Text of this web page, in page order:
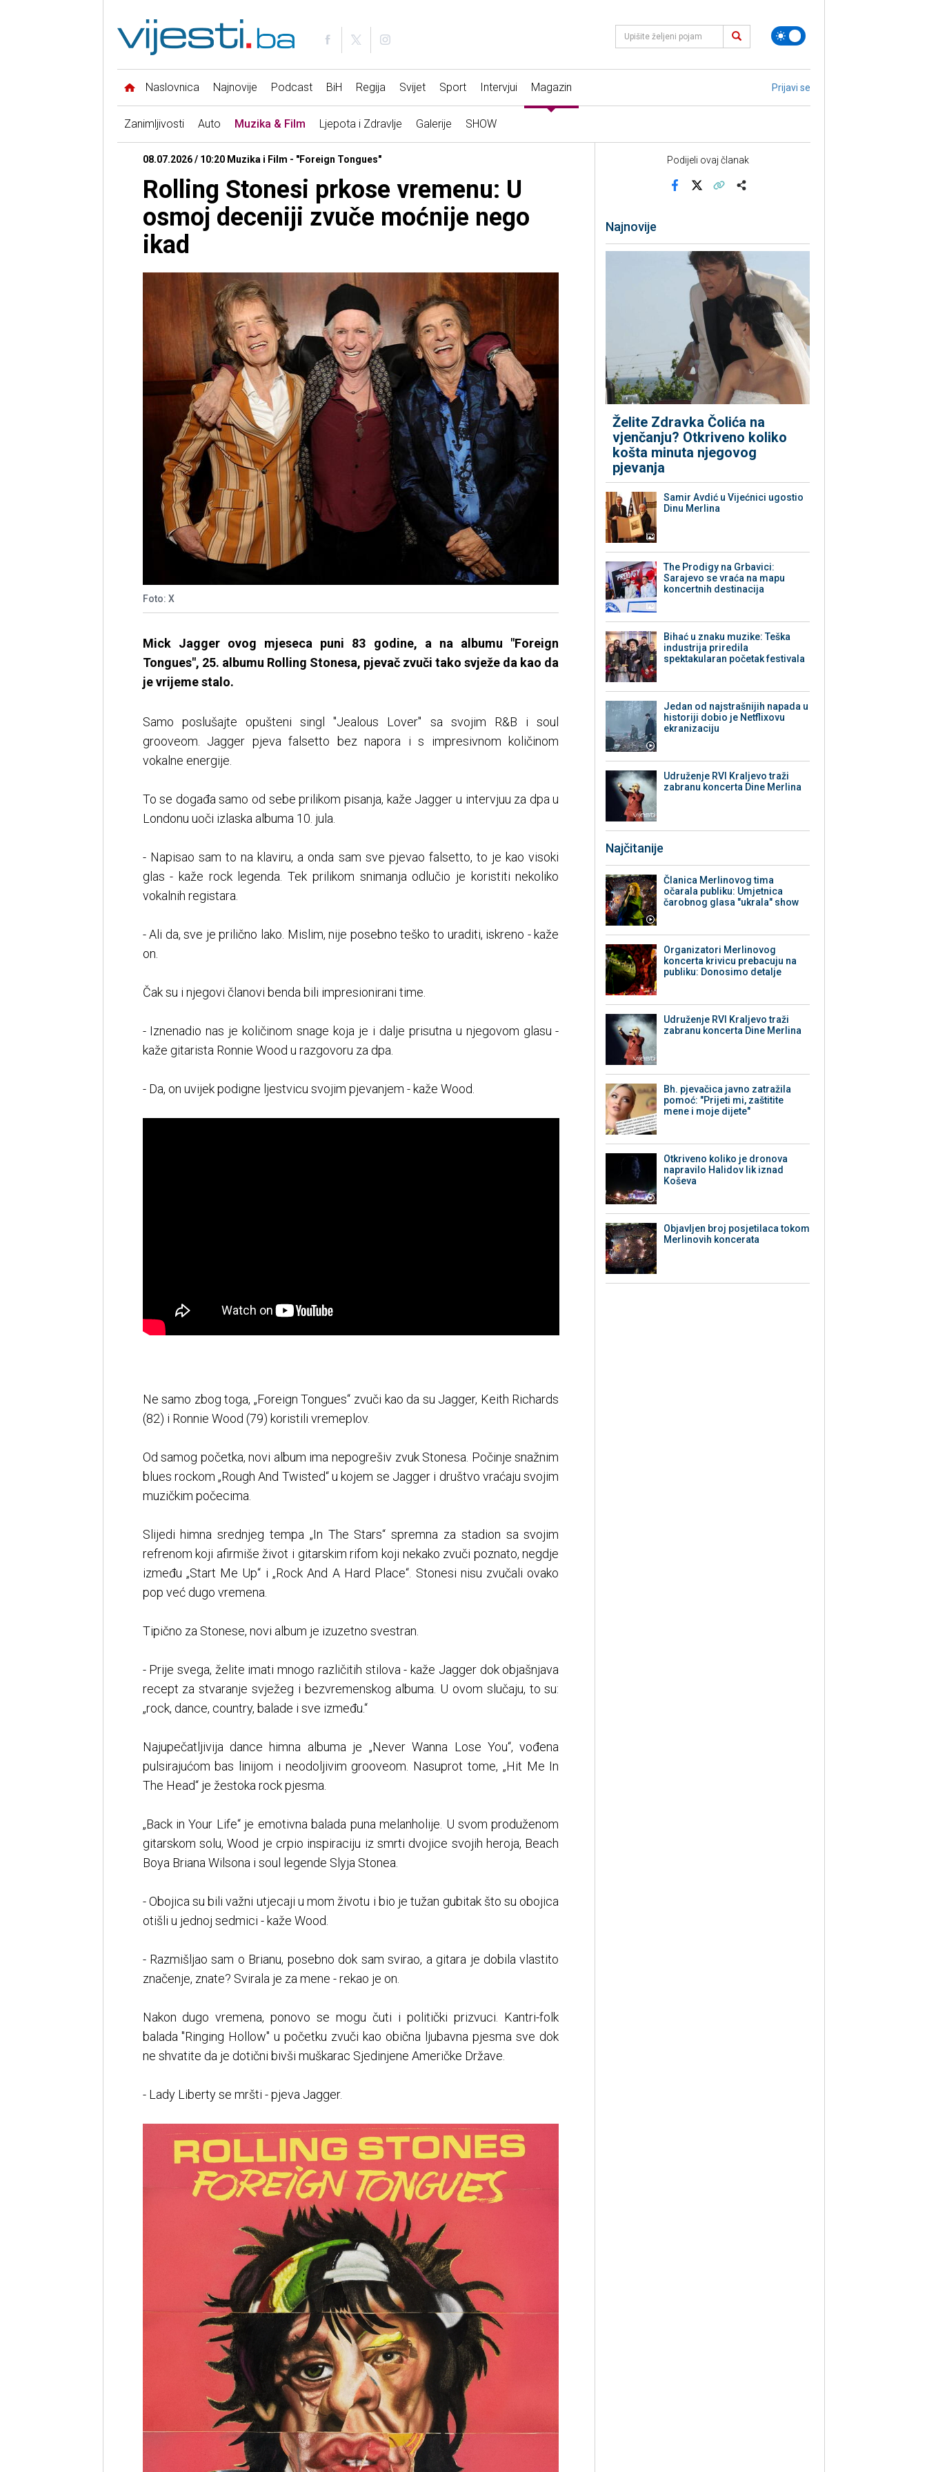
Naslovnica Najnovije Podcast BiH Regija Svijet Sport Intervjui Magazin Prijavi se
Zanimljivosti Auto Muzika & Film Ljepota i Zdravlje Galerije SHOW
08.07.2026 / 10:20 Muzika i Film - "Foreign Tongues"
Rolling Stonesi prkose vremenu: U
osmoj deceniji zvuče moćnije nego
ikad
Foto: X
Mick Jagger ovog mjeseca puni 83 godine, a na albumu "Foreign
Tongues", 25. albumu Rolling Stonesa, pjevač zvuči tako svježe da kao da
je vrijeme stalo.
Samo poslušajte opušteni singl "Jealous Lover" sa svojim R&B i soul
grooveom. Jagger pjeva falsetto bez napora i s impresivnom količinom
vokalne energije.
To se događa samo od sebe prilikom pisanja, kaže Jagger u intervjuu za dpa u
Londonu uoči izlaska albuma 10. jula.
- Napisao sam to na klaviru, a onda sam sve pjevao falsetto, to je kao visoki
glas - kaže rock legenda. Tek prilikom snimanja odlučio je koristiti nekoliko
vokalnih registara.
- Ali da, sve je prilično lako. Mislim, nije posebno teško to uraditi, iskreno - kaže
on.
Čak su i njegovi članovi benda bili impresionirani time.
- Iznenadio nas je količinom snage koja je i dalje prisutna u njegovom glasu -
kaže gitarista Ronnie Wood u razgovoru za dpa.
- Da, on uvijek podigne ljestvicu svojim pjevanjem - kaže Wood.
Ne samo zbog toga, „Foreign Tongues“ zvuči kao da su Jagger, Keith Richards
(82) i Ronnie Wood (79) koristili vremeplov.
Od samog početka, novi album ima nepogrešiv zvuk Stonesa. Počinje snažnim
blues rockom „Rough And Twisted“ u kojem se Jagger i društvo vraćaju svojim
muzičkim počecima.
Slijedi himna srednjeg tempa „In The Stars“ spremna za stadion sa svojim
refrenom koji afirmiše život i gitarskim rifom koji nekako zvuči poznato, negdje
između „Start Me Up“ i „Rock And A Hard Place“. Stonesi nisu zvučali ovako
pop već dugo vremena.
Tipično za Stonese, novi album je izuzetno svestran.
- Prije svega, želite imati mnogo različitih stilova - kaže Jagger dok objašnjava
recept za stvaranje svježeg i bezvremenskog albuma. U ovom slučaju, to su:
„rock, dance, country, balade i sve između.“
Najupečatljivija dance himna albuma je „Never Wanna Lose You“, vođena
pulsirajućom bas linijom i neodoljivim grooveom. Nasuprot tome, „Hit Me In
The Head“ je žestoka rock pjesma.
„Back in Your Life“ je emotivna balada puna melanholije. U svom produženom
gitarskom solu, Wood je crpio inspiraciju iz smrti dvojice svojih heroja, Beach
Boya Briana Wilsona i soul legende Slyja Stonea.
- Obojica su bili važni utjecaji u mom životu i bio je tužan gubitak što su obojica
otišli u jednoj sedmici - kaže Wood.
- Razmišljao sam o Brianu, posebno dok sam svirao, a gitara je dobila vlastito
značenje, znate? Svirala je za mene - rekao je on.
Nakon dugo vremena, ponovo se mogu čuti i politički prizvuci. Kantri-folk
balada "Ringing Hollow" u početku zvuči kao obična ljubavna pjesma sve dok
ne shvatite da je dotični bivši muškarac Sjedinjene Američke Države.
- Lady Liberty se mršti - pjeva Jagger.
Podijeli ovaj članak
Najnovije
Želite Zdravka Čolića na
vjenčanju? Otkriveno koliko
košta minuta njegovog
pjevanja
Samir Avdić u Vijećnici ugostio
Dinu Merlina
The Prodigy na Grbavici:
Sarajevo se vraća na mapu
koncertnih destinacija
Bihać u znaku muzike: Teška
industrija priredila
spektakularan početak festivala
Jedan od najstrašnijih napada u
historiji dobio je Netflixovu
ekranizaciju
Udruženje RVI Kraljevo traži
zabranu koncerta Dine Merlina
Najčitanije
Članica Merlinovog tima
očarala publiku: Umjetnica
čarobnog glasa "ukrala" show
Organizatori Merlinovog
koncerta krivicu prebacuju na
publiku: Donosimo detalje
Udruženje RVI Kraljevo traži
zabranu koncerta Dine Merlina
Bh. pjevačica javno zatražila
pomoć: "Prijeti mi, zaštitite
mene i moje dijete"
Otkriveno koliko je dronova
napravilo Halidov lik iznad
Koševa
Objavljen broj posjetilaca tokom
Merlinovih koncerata